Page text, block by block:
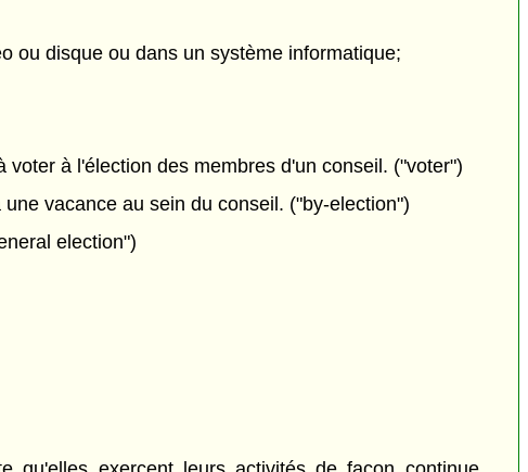
ou disque ou dans un système informatique;
voter à l'élection des membres d'un conseil. ("voter")
vacance au sein du conseil. ("by-election")
election")